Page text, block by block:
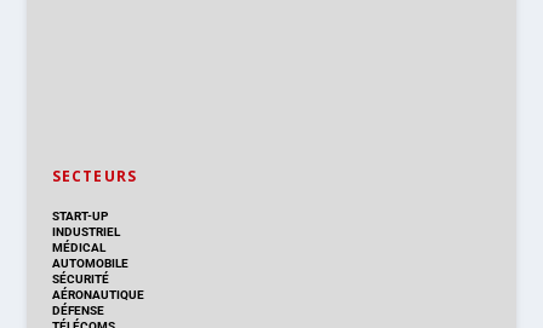
SECTEURS
START-UP
INDUSTRIEL
MÉDICAL
AUTOMOBILE
SÉCURITÉ
AÉRONAUTIQUE
DÉFENSE